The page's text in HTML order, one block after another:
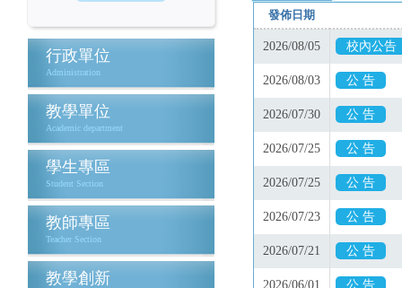
行政單位
Administration
教學單位
Academic department
學生專區
Student Section
教師專區
Teacher Section
教學創新